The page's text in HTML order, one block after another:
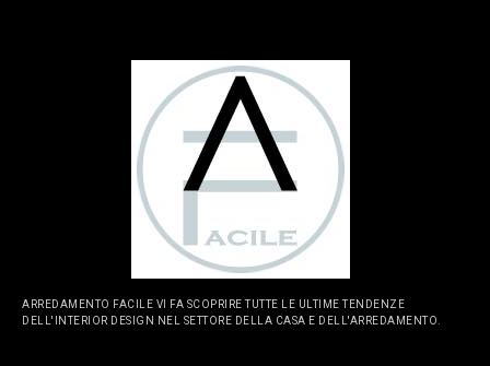
ARREDAMENTO FACILE VI FA SCOPRIRE TUTTE LE ULTIME TENDENZE
DELL'INTERIOR DESIGN NEL SETTORE DELLA CASA E DELL'ARREDAMENTO.